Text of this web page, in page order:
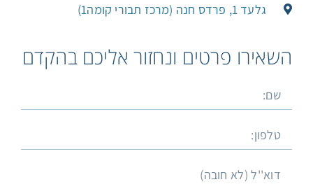
גלעד 1, פרדס חנה (מרכז תבורי קומה1)
השאירו פרטים ונחזור אליכם בהקדם​